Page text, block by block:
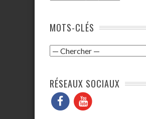
MOTS-CLÉS
RÉSEAUX SOCIAUX